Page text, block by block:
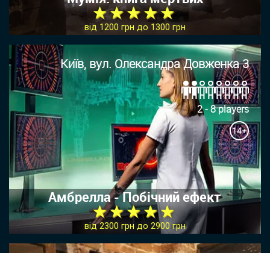
★ ★ ★ ★ ★
від 1200 грн до 1300 грн
Київ, вул. Олександра Довженка 3
2 - 8 players
14+
Амбрелла - Побічний ефект
★ ★ ★ ★ ★
від 2300 грн до 2900 грн